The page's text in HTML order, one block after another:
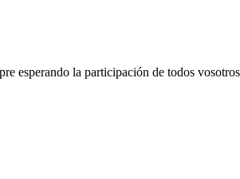
esperando la participación de todos